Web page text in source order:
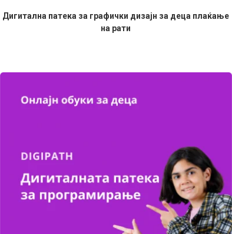
Дигитална патека за графички дизајн за деца плаќање
на рати